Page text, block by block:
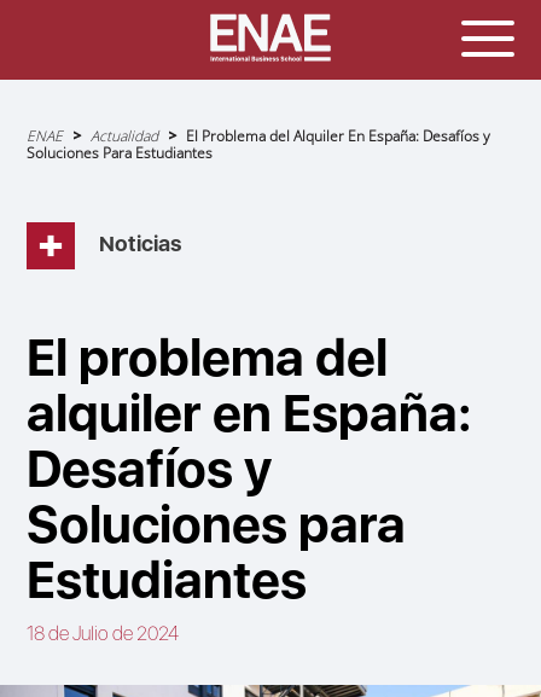
Sobrescribir
enlaces
de
navegación
ENAE Actualidad
El Problema del Alquiler En España: Desafíos y
Soluciones Para Estudiantes
Noticias
El problema del
alquiler en España:
Desafíos y
Soluciones para
Estudiantes
18 de Julio de 2024